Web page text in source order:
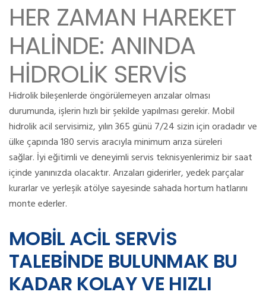
HER ZAMAN HAREKET
HALİNDE: ANINDA
HİDROLİK SERVİS
Hidrolik bileşenlerde öngörülemeyen arızalar olması
durumunda, işlerin hızlı bir şekilde yapılması gerekir. Mobil
hidrolik acil servisimiz, yılın 365 günü 7/24 sizin için oradadır ve
ülke çapında 180 servis aracıyla minimum arıza süreleri
sağlar. İyi eğitimli ve deneyimli servis teknisyenlerimiz bir saat
içinde yanınızda olacaktır.Arızaları giderirler, yedek parçalar
kurarlar ve yerleşik atölye sayesinde sahada hortum hatlarını
monte ederler.
MOBİL ACİL SERVİS
TALEBİNDE BULUNMAK BU
KADAR KOLAY VE HIZLI